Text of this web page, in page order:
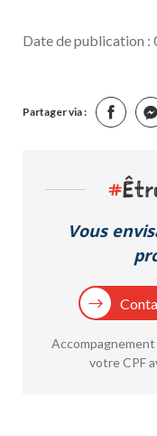
Date de publication
Partager via :
#
Vous
Accompagnement
votre CPF